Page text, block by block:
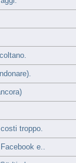
troppo.
e..